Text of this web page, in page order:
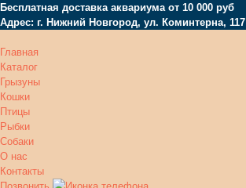
Бесплатная доставка аквариума от 10 000 руб
Адрес: г. Нижний Новгород, ул. Коминтерна, 117
Главная
Каталог
Грызуны
Кошки
Птицы
Рыбки
Собаки
О нас
Контакты